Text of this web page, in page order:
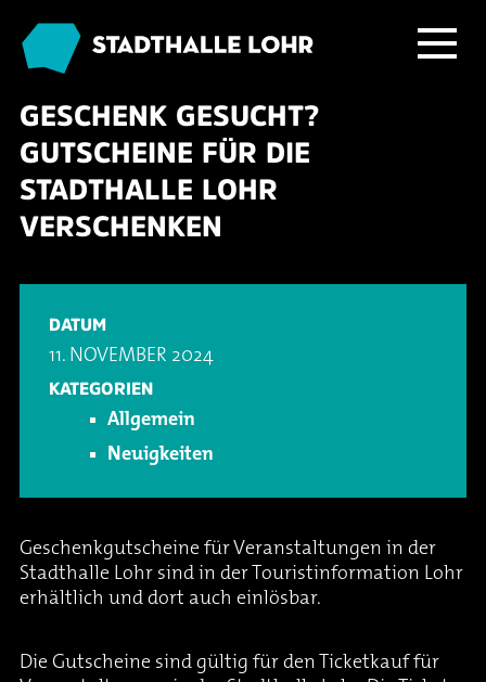
Programm
Übersicht
Oper & Operette
Party
Service
Essen & Trinken
Barrierefreiheit
Technik
Downloads
GESCHENK GESUCHT?
GUTSCHEINE FÜR DIE
STADTHALLE LOHR
VERSCHENKEN
DATUM
11. NOVEMBER 2024
KATEGORIEN
Allgemein
Neuigkeiten
Geschenkgutscheine für Veranstaltungen in der
Stadthalle Lohr sind in der Touristinformation Lohr
erhältlich und dort auch einlösbar.
Die Gutscheine sind gültig für den Ticketkauf für